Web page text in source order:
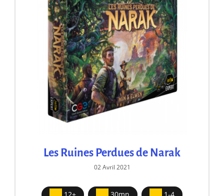
Les Ruines Perdues de Narak
02 Avril 2021